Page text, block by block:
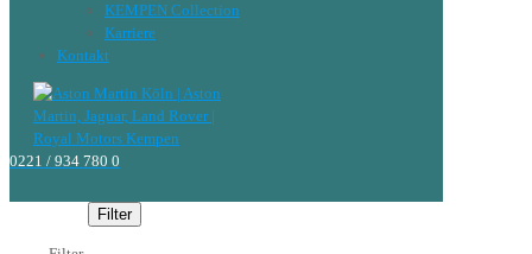
KEMPEN Collection
Karriere
Kontakt
0221 / 934 780 0
Filter